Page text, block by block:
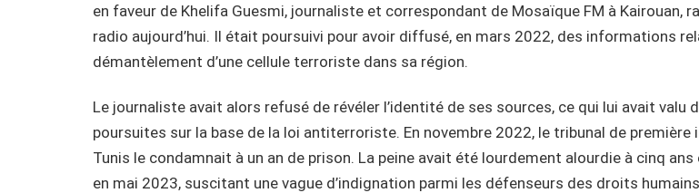
en faveur de Khelifa Guesmi, journaliste et correspondant de Mosaïque FM à Kairouan,
radio aujourd’hui. Il était poursuivi pour avoir diffusé, en mars 2022, des informations
démantèlement d’une cellule terroriste dans sa région.
Le journaliste avait alors refusé de révéler l’identité de ses sources, ce qui lui avait valu
poursuites sur la base de la loi antiterroriste. En novembre 2022, le tribunal de première
Tunis le condamnait à un an de prison. La peine avait été lourdement alourdie à cinq ans
en mai 2023, suscitant une vague d’indignation parmi les défenseurs des droits